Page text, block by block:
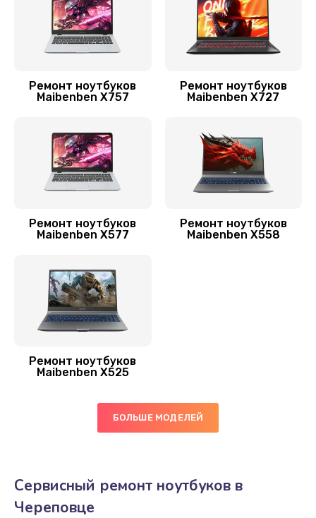
Замена Wi-Fi модуля
Ремонт клавиатуры
Замена корпуса
Заказать
Замена разъема питания
800 руб.
Ремонт разъемов
Ремонт ноутбуков
Maibenben X757
Ремонт ноутбуков
Maibenben X727
Ремонт ноутбуков
Maibenben X577
Ремонт ноутбуков
Maibenben X558
Ремонт ноутбуков
Maibenben X525
БОЛЬШЕ МОДЕЛЕЙ
Сервисный ремонт ноутбуков в
Череповце